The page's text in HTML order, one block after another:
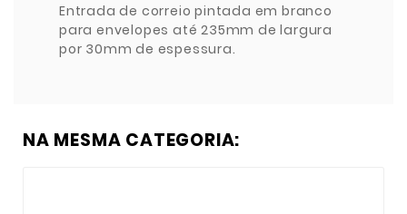
Entrada de correio pintada em branco
para envelopes até 235mm de largura
por 30mm de espessura.
NA MESMA CATEGORIA: